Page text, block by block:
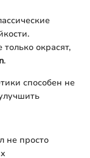
окрасят,
.
способен не
не просто